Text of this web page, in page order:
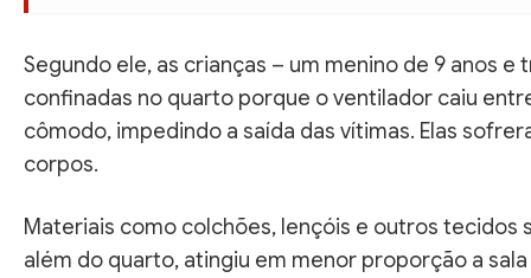
Segundo ele, as crianças – um menino de 9 anos e
confinadas no quarto porque o ventilador caiu
cômodo, impedindo a saída das vítimas. Elas
corpos.
Materiais como colchões, lençóis e outros
além do quarto, atingiu em menor proporção a